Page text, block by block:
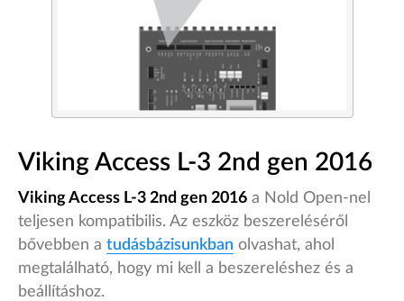
Viking Access L-3 2nd gen 2016
Viking Access L-3 2nd gen 2016 a Nold Open-nel
teljesen kompatibilis. Az eszköz beszereléséről
bővebben a tudásbázisunkban olvashat, ahol
megtalálható, hogy mi kell a beszereléshez és a
beállításhoz.